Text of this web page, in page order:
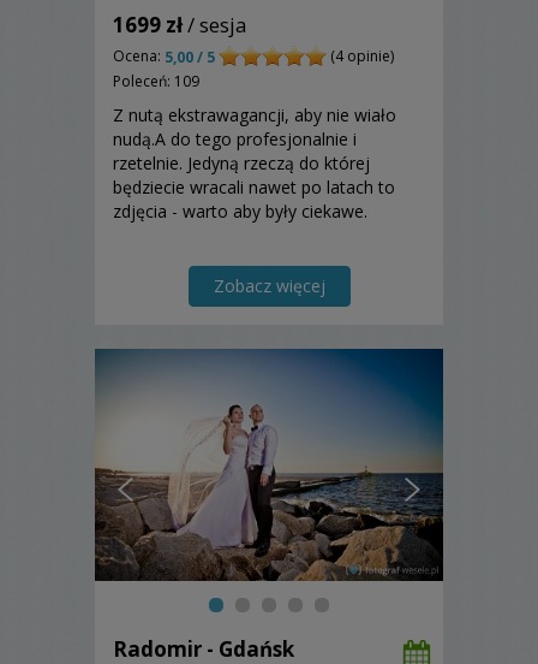
1699 zł/ sesja
Ocena: 5,00 / 5
(4 opinie)
Poleceń: 109
Z nutą ekstrawagancji, aby nie wiało
nudą.A do tego profesjonalnie i
rzetelnie. Jedyną rzeczą do której
będziecie wracali nawet po latach to
zdjęcia - warto aby były ciekawe.
Zobacz więcej
Radomir - Gdańsk